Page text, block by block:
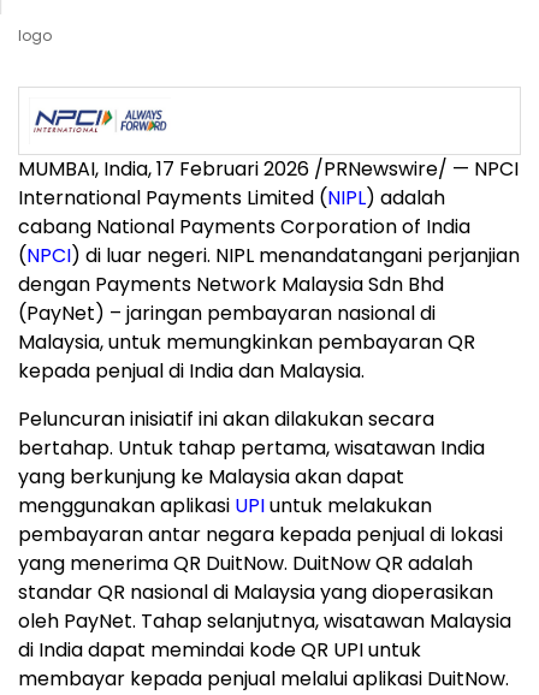
logo
MUMBAI, India,17 Februari 2026 /PRNewswire/ — NPCI
International Payments Limited (NIPL) adalah
cabang National Payments Corporation of India
(NPCI) di luar negeri. NIPL menandatangani perjanjian
dengan Payments Network Malaysia Sdn Bhd
(PayNet) – jaringan pembayaran nasional di
Malaysia, untuk memungkinkan pembayaran QR
kepada penjual di India dan Malaysia.
Peluncuran inisiatif ini akan dilakukan secara
bertahap. Untuk tahap pertama, wisatawan India
yang berkunjung ke Malaysia akan dapat
menggunakan aplikasi UPIuntuk melakukan
pembayaran antar negara kepada penjual di lokasi
yang menerima QR DuitNow. DuitNow QR adalah
standar QR nasional di Malaysia yang dioperasikan
oleh PayNet. Tahap selanjutnya, wisatawan Malaysia
di India dapat memindai kode QR UPI untuk
membayar kepada penjual melalui aplikasi DuitNow.